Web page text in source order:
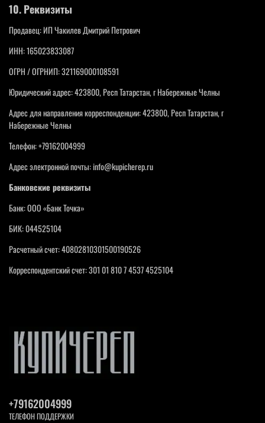
10. Реквизиты
Продавец: ИП Чакилев Дмитрий Петрович
ИНН: 165023833087
ОГРН / ОГРНИП: 321169000108591
Юридический адрес: 423800, Респ Татарстан, г Набережные Челны
Адрес для направления корреспонденции: 423800, Респ Татарстан, г
Набережные Челны
Телефон: +79162004999
Адрес электронной почты: info@kupicherep.ru
Банковские реквизиты
Банк: ООО «Банк Точка»
БИК: 044525104
Расчетный счет: 40802810301500190526
Корреспондентский счет: 301 01 810 7 4537 4525104
+79162004999
ТЕЛЕФОН ПОДДЕРЖКИ